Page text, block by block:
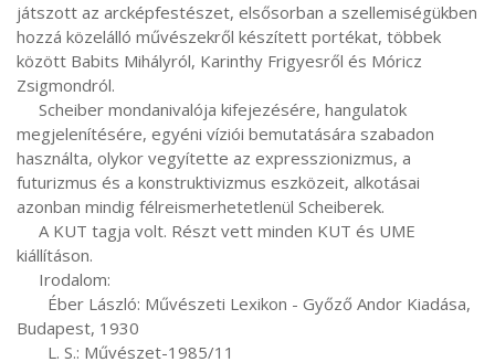
játszott az arcképfestészet, elsősorban a szellemiségükben
hozzá közelálló művészekről készített portékat, többek
között Babits Mihályról, Karinthy Frigyesről és Móricz
Zsigmondról.
megjelenítésére, egyéni víziói bemutatására szabadon
használta, olykor vegyítette az expresszionizmus, a
futurizmus és a konstruktivizmus eszközeit, alkotásai
azonban mindig félreismerhetetlenül Scheiberek.
kiállításon.
Budapest, 1930